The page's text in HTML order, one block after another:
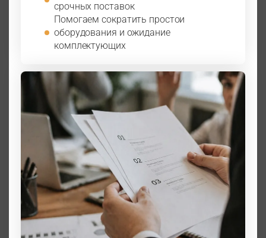
срочных поставок
Помогаем сократить простои
оборудования и ожидание
комплектующих